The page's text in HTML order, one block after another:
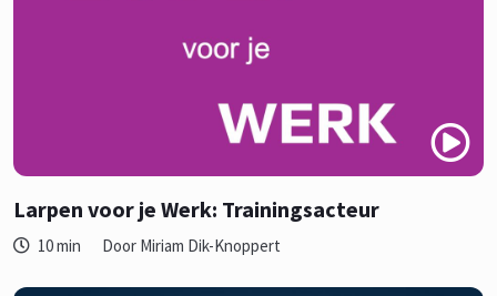
Larpen voor je Werk: Trainingsacteur
10 min Door Miriam Dik-Knoppert